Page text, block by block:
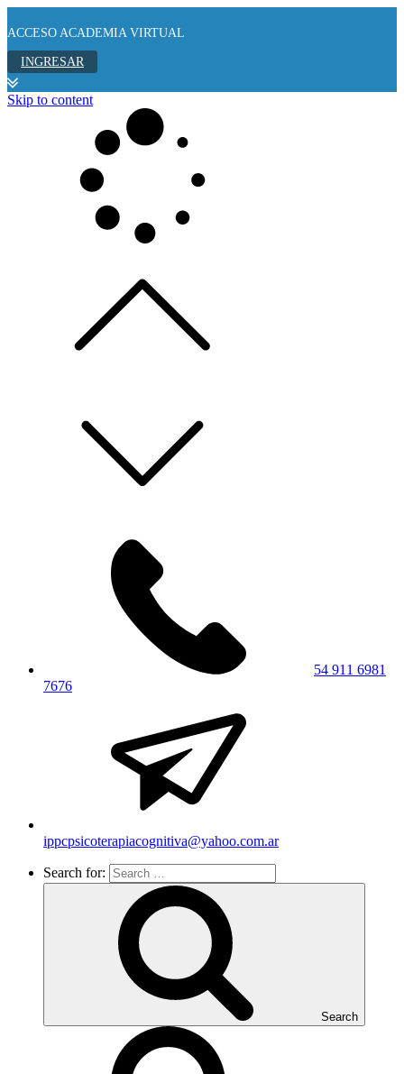
ACCESO ACADEMIA VIRTUAL
INGRESAR
Skip to content
54 911 6981
7676
ippcpsicoterapiacognitiva@yahoo.com.ar
Search for:
Search